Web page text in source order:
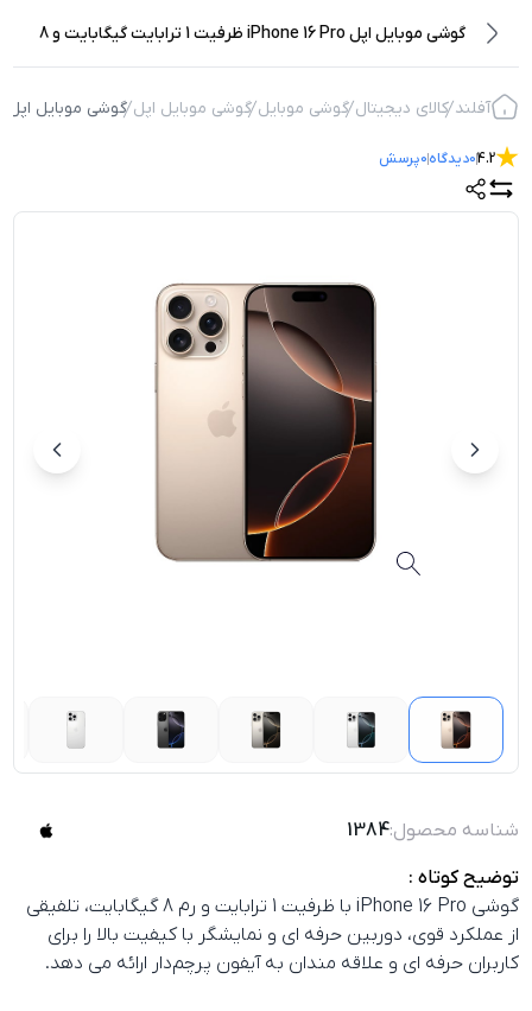
گوشی موبایل اپل iPhone 16 Pro ظرفیت 1 ترابایت گیگابایت و 8
آفلند کالای دیجیتال گوشی موبایل گوشی موبایل اپل گوشی موبایل اپل iPhone 16 Pro ظرفیت 1 ترابایت گیگابایت و 8 گیگابایت رم
4.2
0دیدگاه0پرسش
شناسه محصول:1384
توضیح کوتاه :
گوشی iPhone 16 Pro با ظرفیت 1 ترابایت و رم 8 گیگابایت، تلفیقی
از عملکرد قوی، دوربین حرفه‌ ای و نمایشگر با کیفیت بالا را برای
کاربران حرفه‌ ای و علاقه‌ مندان به آیفون پرچم‌دار ارائه می‌ دهد.